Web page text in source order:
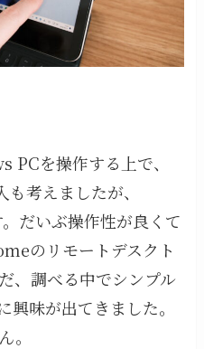
を操作する上で、
考えましたが、
だいぶ操作性が良くて
のリモートデスクト
、調べる中でシンプル
味が出てきました。
。